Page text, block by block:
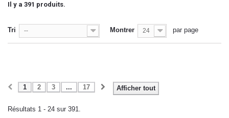
Il y a 391 produits.
Tri -- Montrer 24 par page
Afficher tout
1 2 3 ... 17
Résultats 1 - 24 sur 391.